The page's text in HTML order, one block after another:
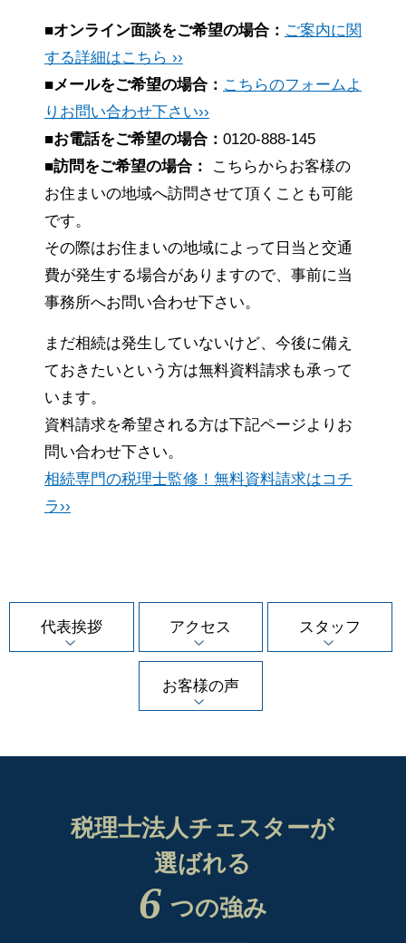
■オンライン面談をご希望の場合： ご案内に関
する詳細はこちら ››
■メールをご希望の場合： こちらのフォームよ
りお問い合わせ下さい››
■お電話をご希望の場合： 0120-888-145
■訪問をご希望の場合：
こちらからお客様の
お住まいの地域へ訪問させて頂くことも可能
です。
その際はお住まいの地域によって日当と交通
費が発生する場合がありますので、事前に当
事務所へお問い合わせ下さい。
まだ相続は発生していないけど、今後に備え
ておきたいという方は無料資料請求も承って
います。
資料請求を希望される方は下記ページよりお
問い合わせ下さい。
相続専門の税理士監修！無料資料請求はコチ
ラ››
代表挨拶 アクセス スタッフ
お客様の声
税理士法人チェスターが
選ばれる
6 つの強み